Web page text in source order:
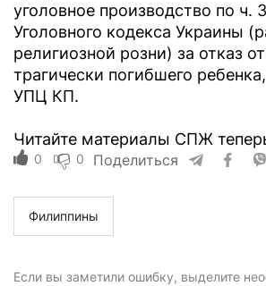
уголовное производство по ч. 3
Уголовного кодекса Украины
религиозной розни) за отказ
трагически погибшего
УПЦ КП.
Читайте материалы СПЖ
0 0 Поделиться
Филиппины
Если вы заметили ошибку, выделите